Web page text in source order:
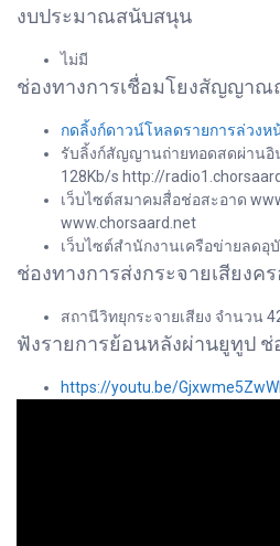
งบประมาณสนับสนุน
ไม่มี
ช่องทางการเชื่อมโยงสัญญาณ
กดลิ้งก์ดาวน์โหลดรายการล่วงห
รับลิ้งก์สัญญานถ่ายทอดสดผ่านอิ
128Kb/s http://
เว็บไซต์สมาคมสื่อช่อสะอาด
www.chorsaard.net
เว็บไซต์สำนักงานเครือข่ายลดอุ
ช่องทางการส่งกระจายเสียง
สถานีวิทยุกระจายเสียง จำนวน
ฟังรายการย้อนหลังผ่านยูทูป ช่
https://youtu.be/